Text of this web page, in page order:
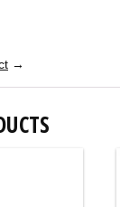
→